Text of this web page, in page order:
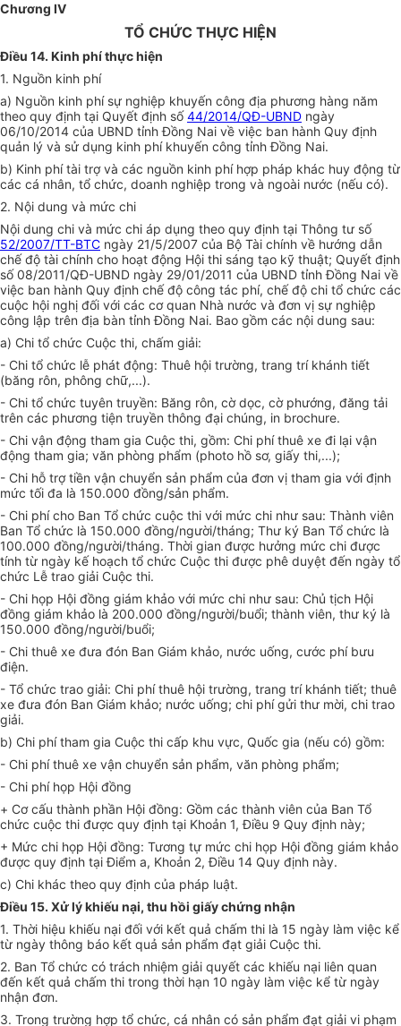
Chương IV
TỔ CHỨC THỰC HIỆN
Điều 14. Kinh phí thực hiện
1. Nguồn kinh phí
a) Nguồn kinh phí sự nghiệp khuyến công địa phương hàng năm
theo quy định tại Quyết định số44/2014/QĐ-UBND ngày
06/10/2014 của UBND tỉnh Đồng Nai về việc ban hành Quy định
quản lý và sử dụng kinh phí khuyến công tỉnh Đồng Nai.
b) Kinh phí tài trợ và các nguồn kinh phí hợp pháp khác huy động từ
các cá nhân, tổ chức, doanh nghiệp trong và ngoài nước (nếu có).
2. Nội dung và mức chi
Nội dung chi và mức chi áp dụng theo quy định tại Thông tư số
52/2007/TT-BTC ngày 21/5/2007 của Bộ Tài chính về hướng dẫn
chế độ tài chính cho hoạt động Hội thi sáng tạo kỹ thuật; Quyết định
số 08/2011/QĐ-UBND ngày 29/01/2011 của UBND tỉnh Đồng Nai về
việc ban hành Quy định chế độ công tác phí, chế độ chi tổ chức các
cuộc hội nghị đối với các cơ quan Nhà nước và đơn vị sự nghiệp
công lập trên địa bàn tỉnh Đồng Nai. Bao gồm các nội dung sau:
a) Chi tổ chức Cuộc thi, chấm giải:
- Chi tổ chức lễ phát động: Thuê hội trường, trang trí khánh tiết
(băng rôn, phông chữ,...).
- Chi tổ chức tuyên truyền: Băng rôn, cờ dọc, cờ phướng, đăng tải
trên các phương tiện truyền thông đại chúng, in brochure.
- Chi vận động tham gia Cuộc thi, gồm: Chi phíthuê xe đi lại vận
động tham gia; văn phòng phẩm (photo hồ sơ, giấy thi,...);
- Chi hỗ trợ tiền vận chuyển sản phẩm của đơn vị tham gia với định
mức tối đa là 150.000 đồng/sản phẩm.
- Chi phí cho Ban Tổ chức cuộc thi với mức chi như sau: Thành viên
Ban Tổ chức là 150.000 đồng/người/tháng; Thư ký Ban Tổ chức là
100.000 đồng/người/tháng. Thời gian được hưởng mức chi được
tính từ ngày kế hoạch tổ chức Cuộc thi được phê duyệt đến ngày tổ
chức Lễ trao giải Cuộc thi.
- Chi họp Hội đồng giám khảo với mức chi như sau: Chủ tịch Hội
đồng giám khảo là 200.000 đồng/người/buổi; thành viên, thư ký là
150.000 đồng/người/buổi;
- Chi thuê xe đưa đón Ban Giám khảo, nước uống, cước phí bưu
điện.
- Tổ chức trao giải: Chi phí thuê hội trường, trang trí khánh tiết; thuê
xe đưa đón Ban Giám khảo; nước uống; chi phí gửi thư mời, chi trao
giải.
b) Chi phí tham gia Cuộc thi cấp khu vực, Quốc gia (nếu có) gồm:
- Chi phí thuê xe vận chuyển sản phẩm, văn phòng phẩm;
- Chi phí họp Hội đồng
+ Cơcấu thành phần Hội đồng: Gồm các thành viên của Ban Tổ
chức cuộc thi được quy định tại Khoản 1, Điều 9 Quy định này;
+ Mức chi họp Hội đồng: Tương tự mức chi họp Hội đồng giám khảo
được quy định tại Điểm a, Khoản 2, Điều 14 Quy định này.
c) Chi khác theo quy định của pháp luật.
Điều 15. Xử lý khiếu nại, thu hồi giấy chứng nhận
1. Thời hiệu khiếu nại đối với kết quả chấm thi là 15 ngày làm việc kể
từ ngày thông báo kết quả sản phẩm đạt giải Cuộc thi.
2. Ban Tổ chức có trách nhiệm giải quyết các khiếu nại liên quan
đến kết quả chấm thi trong thời hạn 10 ngày làm việc kể từ ngày
nhận đơn.
3. Trong trường hợp tổ chức, cá nhân có sản phẩm đạt giải vi phạm